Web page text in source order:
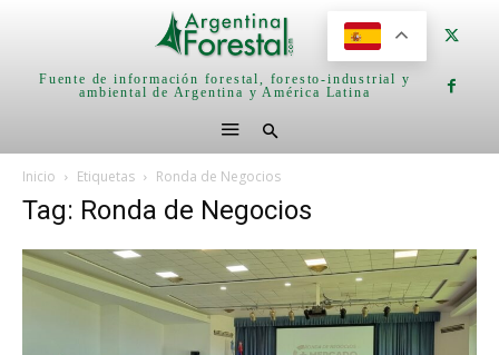
Fuente de información forestal, foresto-industrial y
ambiental de Argentina y América Latina
Inicio Etiquetas Ronda de Negocios
Tag: Ronda de Negocios